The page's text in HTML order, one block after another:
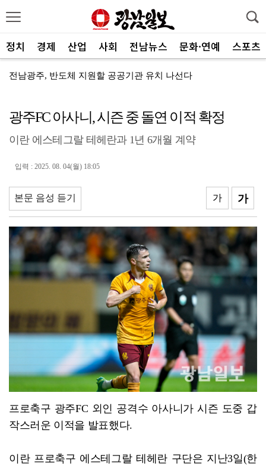
정치 경제 산업 사회 전남뉴스 문화·연예 스포츠
전남광주, 반도체 지원할 공공기관 유치 나선다
"광주 5개 자치구 기능·권한 확대해야 불균형 해소"
폭염에 멈춘 무안공항 참사 재수색 10일 재개
민주 당권 주자들, 텃밭 호남 민심잡기 '사활'
[사설]가뭄 피해 현실화…철저한 대책마련 중요
폭염·가뭄·고수온 비상…농·수협, 현장 지원 총력
[강소기업을 키우자] 궁전제과
광주FC 아사니, 시즌 중 돌연 이적 확정
이란 에스테그랄 테헤란과 1년 6개월 계약
입력 : 2025. 08. 04(월) 18:05
본문 음성 듣기 가
가
프로축구 광주FC 외인 공격수 아사니가 시즌 도중 갑
작스러운 이적을 발표했다.
이란 프로축구 에스테그랄 테헤란 구단은 지난3일(한